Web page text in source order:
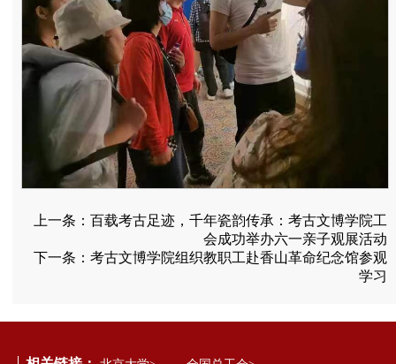
上一条： 百载考古足迹，千年瓷韵传承：考古文博学院工
会成功举办六一亲子观展活动
下一条： 考古文博学院组织教职工赴香山革命纪念馆参观
学习